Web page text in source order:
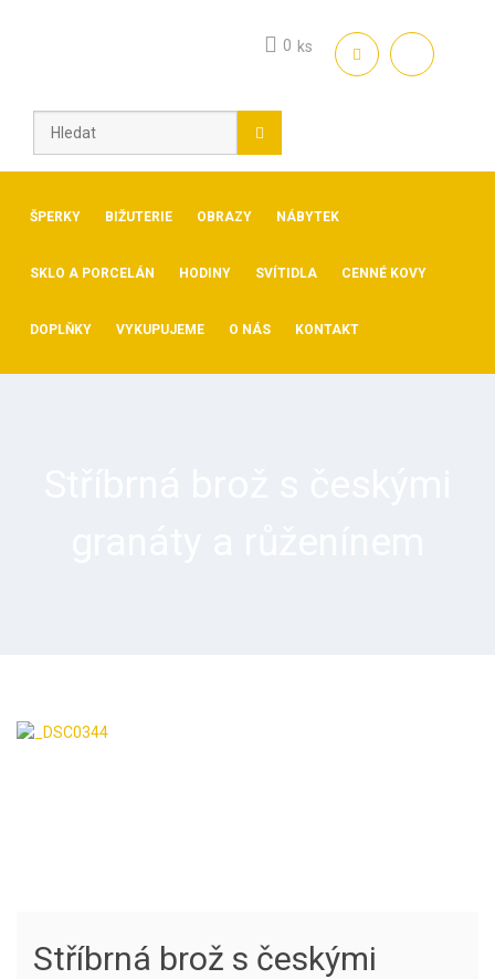
0 ks
ŠPERKY BIŽUTERIE OBRAZY NÁBYTEK
SKLO A PORCELÁN HODINY SVÍTIDLA CENNÉ KOVY
DOPLŇKY VYKUPUJEME O NÁS KONTAKT
Stříbrná brož s českými